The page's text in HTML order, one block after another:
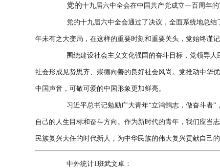
党的十九届六中全会在中国共产党成立一百周年
党的十九届六中全会通过了决议，全面系统地总
年未有之大变局，在这样的重要时刻和重要关头，党始终谨
围绕建设社会主义文化强国的奋斗目标，党领导
社会形成见贤思齐、崇德向善的良好社会风尚。党推动中华
中国声音，可敬可爱的中国形象更加鲜亮。
习近平总书记勉励广大青年“立鸿鹄志，做奋斗者
自己的人生目标和奋斗方向。作为新时代的青年，我们应当
民族复兴大任的时代新人，为中华民族的伟大复兴贡献自己的
中外统计1班武文卓：